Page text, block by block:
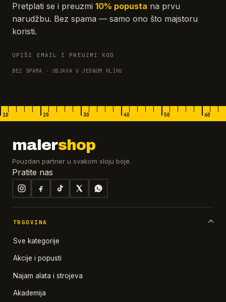
Pretplati se i preuzmi 10% popusta na prvu
narudžbu. Bez spama — samo ono što majstoru
koristi.
UPIŠI EMAIL I PREUZMI KOD
BEZ SPAMA · ODJAVA U JEDNOM KLIKU
10 20 30 40 50 60
malershop
Pouzdan partner u svakom sloju boje.
Pratite nas
TRGOVINA
Sve kategorije
Akcije i popusti
Najam alata i strojeva
Akademija